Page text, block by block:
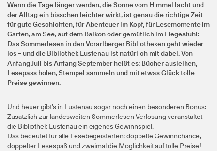
Wenn die Tage länger werden, die Sonne vom Himmel lacht und
der Alltag ein bisschen leichter wirkt, ist genau die richtige Zeit
für gute Geschichten, für Abenteuer im Kopf, für Lesemomente im
Garten, am See, auf dem Balkon oder gemütlich im Liegestuhl:
Das Sommerlesen in den Vorarlberger Bibliotheken geht wieder
los – und die Bibliothek Lustenau ist natürlich mit dabei. Von
Anfang Juli bis Anfang September heißt es: Bücher ausleihen,
Lesepass holen, Stempel sammeln und mit etwas Glück tolle
Preise gewinnen.
Und heuer gibt’s in Lustenau sogar noch einen besonderen Bonus:
Zusätzlich zur landesweiten Sommerlesen-Verlosung veranstaltet
die Bibliothek Lustenau ein eigenes Gewinnspiel.
Das bedeutet für alle Lesebegeisterten: doppelte Gewinnchance,
doppelter Lesespaß und zweimal die Möglichkeit auf tolle Preise!